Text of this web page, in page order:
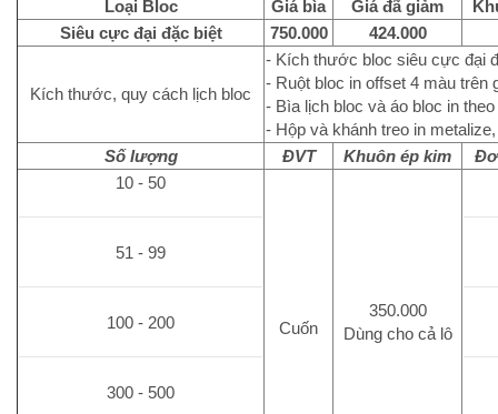
Loại Bloc
Giá bìa Giá đã giảm
Siêu cực đại đặc biệt
750.000 424.000
Kích thước, quy cách lịch bloc
- Kích thước bloc siêu cực đại
- Ruột bloc in offset 4 màu trên
- Bìa lịch bloc và áo bloc in
- Hộp và khánh treo in
Số lượng
ĐVT Khuôn ép kim
10 - 50
51 - 99
100 - 200
300 - 500
Cuốn
350.000
Dùng cho cả lô